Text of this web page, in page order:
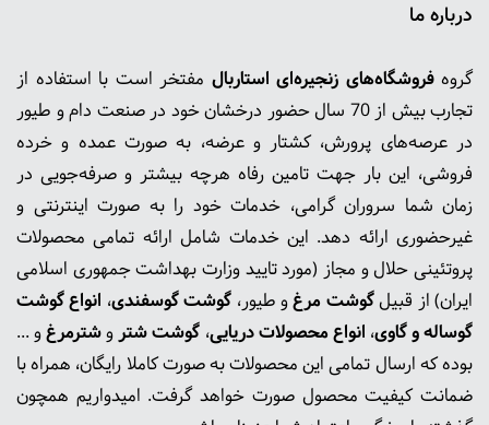
درباره ما
گروهفروشگاه‌های زنجیره‌ای استاربال مفتخر است با استفاده از
تجارب بیش از 70 سال حضور درخشان خود در صنعت دام و طیور
در عرصه‌های پرورش، کشتار و عرضه، به صورت عمده و خرده
فروشی، این بار جهت تامین رفاه هرچه بیشتر و صرفه‌جویی در
زمان شما سروران گرامی، خدمات خود را به صورت اینترنتی و
غیرحضوری ارائه دهد. این خدمات شامل ارائه تمامی محصولات
پروتئینی حلال و مجاز (مورد تایید وزارت بهداشت جمهوری اسلامی
ایران) از قبیلگوشت‌ مرغو طیور، گوشت گوسفندی، انواع گوشت
گوساله و گاوی، انواع محصولات دریایی، گوشت شتروشترمرغو ...
بوده که ارسال تمامی این محصولات به صورت کاملا رایگان، همراه با
ضمانت کیفیت محصول صورت خواهد گرفت. امیدواریم همچون